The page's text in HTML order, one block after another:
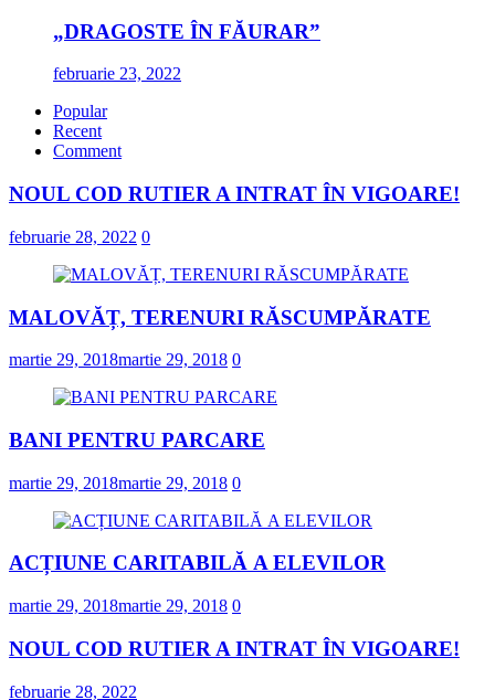
„DRAGOSTE ÎN FĂURAR”
februarie 23, 2022
Popular
Recent
Comment
NOUL COD RUTIER A INTRAT ÎN VIGOARE!
februarie 28, 2022 0
MALOVĂȚ, TERENURI RĂSCUMPĂRATE
martie 29, 2018martie 29, 2018 0
BANI PENTRU PARCARE
martie 29, 2018martie 29, 2018 0
ACȚIUNE CARITABILĂ A ELEVILOR
martie 29, 2018martie 29, 2018 0
NOUL COD RUTIER A INTRAT ÎN VIGOARE!
februarie 28, 2022